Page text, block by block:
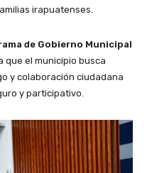
irapuatenses.
de Gobierno Municipal
que el municipio busca
y colaboración ciudadana
y participativo.